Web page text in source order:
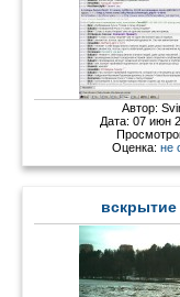
Автор:
Дата: 07 июн
Оценка: не
вскрытие